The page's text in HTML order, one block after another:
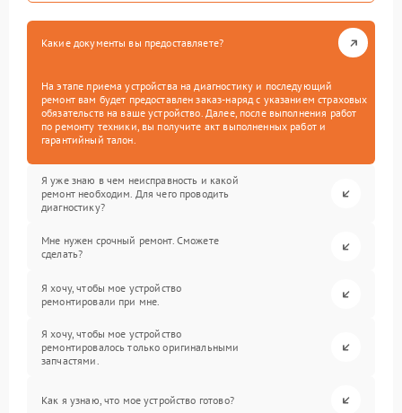
Какие документы вы предоставляете?
На этапе приема устройства на диагностику и последующий
ремонт вам будет предоставлен заказ-наряд с указанием страховых
обязательств на ваше устройство. Далее, после выполнения работ
по ремонту техники, вы получите акт выполненных работ и
гарантийный талон.
Я уже знаю в чем неисправность и какой
ремонт необходим. Для чего проводить
диагностику?
Мне нужен срочный ремонт. Сможете
сделать?
Я хочу, чтобы мое устройство
ремонтировали при мне.
Я хочу, чтобы мое устройство
ремонтировалось только оригинальными
запчастями.
Как я узнаю, что мое устройство готово?